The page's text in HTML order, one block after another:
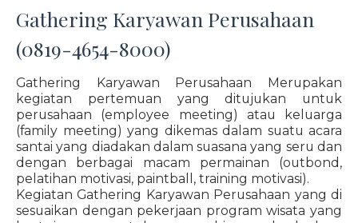
Gathering Karyawan Perusahaan
(0819-4654-8000)
Gathering Karyawan Perusahaan Merupakan
kegiatan pertemuan yang ditujukan untuk
perusahaan (employee meeting) atau keluarga
(family meeting) yang dikemas dalam suatu acara
santai yang diadakan dalam suasana yang seru dan
dengan berbagai macam permainan (outbond,
pelatihan motivasi, paintball, training motivasi).
Kegiatan Gathering Karyawan Perusahaan yang di
sesuaikan dengan pekerjaan program wisata yang